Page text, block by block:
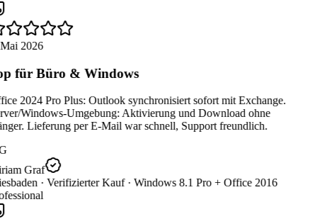
2026
für Büro & Windows
2024 Pro Plus: Outlook synchronisiert sofort mit Exchange.
Windows-Umgebung: Aktivierung und Download ohne
Lieferung per E-Mail war schnell, Support freundlich.
Graf
· Verifizierter Kauf · Windows 8.1 Pro + Office 2016